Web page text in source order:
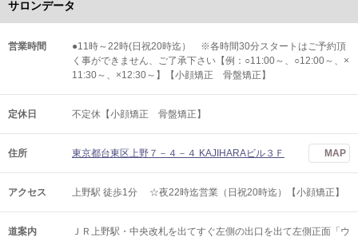
サロンデータ
営業時間
●11時～22時(日祝20時迄） ※各時間30分スタートはご予約頂
く事ができません、ご了承下さい【例：○11:00～、○12:00～、×
11:30～、×12:30～】【小顔矯正 骨盤矯正】
定休日 不定休【小顔矯正 骨盤矯正】
住所 東京都台東区上野７－４－４ KAJIHARAビル３Ｆ MAP
アクセス 上野駅 徒歩1分 ☆夜22時迄営業（日祝20時迄）【小顔矯正】
道案内 ＪＲ上野駅・中央改札を出てすぐ左側の出口を出て左側正面「ウ